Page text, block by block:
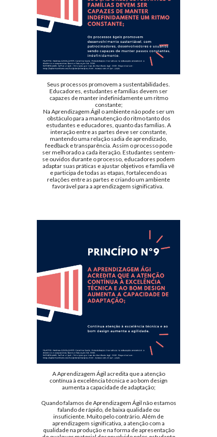
Seus processos promovem a sustentabilidades.
Educadores, estudantes e famílias devem ser
capazes de manter indefinidamente um ritmo
constante;
Na Aprendizagem Ágil o ambiente não pode ser um
obstáculo para a manutenção do ritmo tanto dos
estudantes e educadores, quanto das famílias. A
interação entre as partes deve ser constante,
mantendo uma relação sadia de aprendizado,
feedback e transparência. Assim o processo pode
ser melhorado a cada iteração. Estudantes sentem-
se ouvidos durante o processo, educadores podem
adaptar suas práticas e ajustar objetivos e família vê
e participa de todas as etapas, fortalecendo as
relações entre as partes e criando um ambiente
favorável para a aprendizagem significativa.
A Aprendizagem Ágil acredita que a atenção
contínua à excelência técnica e ao bom design
aumenta a capacidade de adaptação;
Quando falamos de Aprendizagem Ágil não estamos
falando de rápido, de baixa qualidade ou
insuficiente. Muito pelo contrário. Além de
aprendizagem significativa, a atenção com a
qualidade na produção e na forma de apresentação